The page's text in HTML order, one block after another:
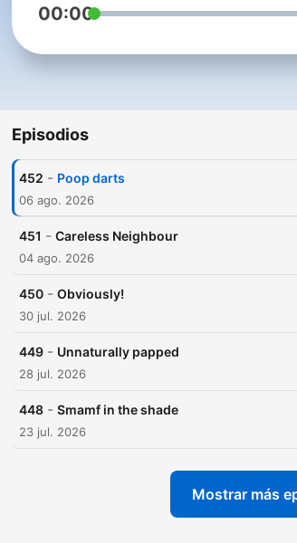
always
Production. For
00:00
Episodios
452 - Poop darts
06 ago. 2026
451 - Careless Neighbour
04 ago. 2026
450 - Obviously!
30 jul. 2026
449 - Unnaturally papped
28 jul. 2026
448 - Smamf in the shade
23 jul. 2026
Mostrar más